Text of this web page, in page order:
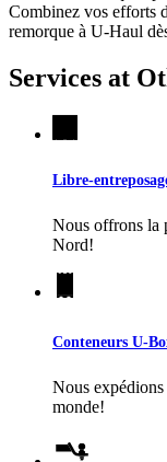
Combinez vos efforts
remorque à U-Haul
Services at
Libre-
Nous offrons la
Nord!
Conteneurs U-
Nous
monde!